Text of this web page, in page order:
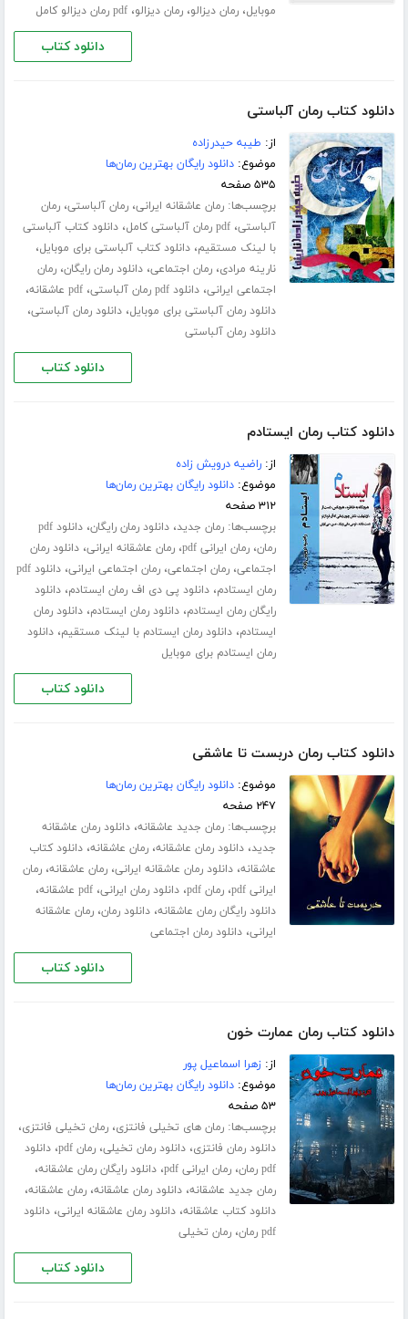
موبایل،رمان دیزالو،رمان دیزالو،pdf رمان دیزالو کامل
دانلود کتاب
دانلود کتاب رمان آلباستی
از: طیبه حیدرزاده
موضوع:دانلود رایگان بهترین رمان‌ها
۵۳۵ صفحه
برچسب‌ها:رمان عاشقانه ایرانی،رمان آلباستی،رمان
آلباستی،pdf رمان آلباستی کامل ،دانلود کتاب آلباستی
با لینک مستقیم،دانلود کتاب آلباستی برای موبایل،
نارینه مرادی،رمان اجتماعی،دانلود رمان رایگان،رمان
اجتماعی ایرانی،دانلود pdf رمان آلباستی ،pdf عاشقانه ،
دانلود رمان آلباستی برای موبایل،دانلود رمان آلباستی،
دانلود رمان آلباستی
دانلود کتاب
دانلود کتاب رمان ایستادم
از:راضیه درویش زاده
موضوع:دانلود رایگان بهترین رمان‌ها
۳۱۲ صفحه
برچسب‌ها:رمان جدید،دانلود رمان رایگان،
دانلود pdf
رمان،رمان ایرانی pdf ،رمان عاشقانه ایرانی،دانلود رمان
اجتماعی،رمان اجتماعی،رمان اجتماعی ایرانی،
دانلود pdf
رمان ایستادم،دانلود پی دی اف رمان ایستادم،دانلود
رایگان رمان ایستادم،دانلود رمان ایستادم،دانلود رمان
ایستادم،دانلود رمان ایستادم با لینک مستقیم،دانلود
رمان ایستادم برای موبایل
دانلود کتاب
دانلود کتاب رمان دربست تا عاشقی
موضوع:دانلود رایگان بهترین رمان‌ها
۲۴۷ صفحه
برچسب‌ها:رمان جدید عاشقانه،دانلود رمان عاشقانه
جدید،دانلود رمان عاشقانه،رمان عاشقانه،دانلود کتاب
عاشقانه،دانلود رمان عاشقانه ایرانی،رمان عاشقانه،رمان
ایرانی pdf
،رمان pdf ،دانلود رمان ایرانی،pdf عاشقانه ،
دانلود رایگان رمان عاشقانه،دانلود رمان،رمان عاشقانه
ایرانی،دانلود رمان اجتماعی
دانلود کتاب
دانلود کتاب رمان عمارت خون
از:زهرا اسماعیل پور
موضوع:دانلود رایگان بهترین رمان‌ها
۵۳ صفحه
برچسب‌ها:رمان های تخیلی فانتزی،رمان تخیلی فانتزی،
دانلود رمان فانتزی،دانلود رمان تخیلی،رمان pdf ،دانلود
pdf رمان
،رمان ایرانی pdf ،دانلود رایگان رمان عاشقانه،
رمان جدید عاشقانه،دانلود رمان عاشقانه،رمان عاشقانه،
دانلود کتاب عاشقانه،دانلود رمان عاشقانه ایرانی،دانلود
pdf رمان
،رمان تخیلی
دانلود کتاب